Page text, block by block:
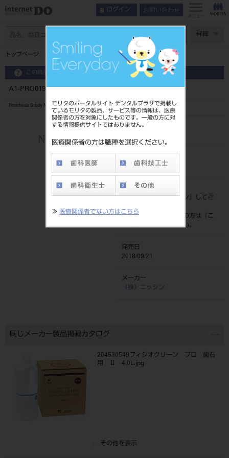
モリタのポータルサイト デンタルプラザで掲載し
ているモリタの製品、サービス等の情報は、医療
関係者の方を対象にしたものです。一般の方に対
する情報提供サイトではありません。
医療関係者の方は職種を選択ください。
≫ 医療関係者でない方はこちら
ログイン お問い合わせ
メニュー
詳細
トップページ A1-PRO019 #47 補綴物説明用模型 模型歯
この商品に関するお問い合わせ
A1-PRO019 #47 補綴物説明用模型 模型歯
Prosthesis Study Model
品目コード
4994081438554
標準価格
価格の確認は『ログイン
』してご
ネット会員登録がまだの方は『
こ
ちら』より登録ください。
発売日
2018/09/21
メーカー
（株）ニッシン
同じメーカー製品掲載カタログ
204530549フィジオクリーン プロ 歯石
用 Ⅱ 4.0L.jpg
その他を表示